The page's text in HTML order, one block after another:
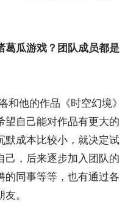
葛瓜游戏？团队成员都是
和他的作品《时空幻境》
望自己能对作品有更大的
默成本比较小，就决定试
，后来逐步加入团队的
同事等等，也有通过各
。